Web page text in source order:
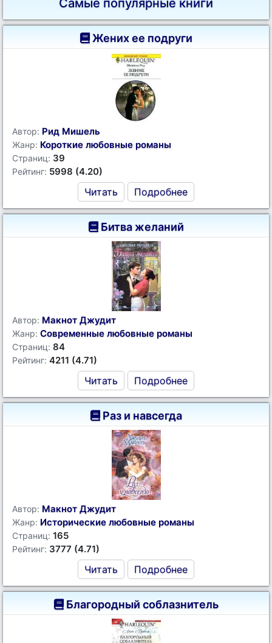
Самые популярные книги
Жених ее подруги
Автор: Рид Мишель
Жанр: Короткие любовные романы
Страниц: 39
Рейтинг: 5998 (4.20)
Читать Подробнее
Битва желаний
Автор: Макнот Джудит
Жанр: Современные любовные романы
Страниц: 84
Рейтинг: 4211 (4.71)
Читать Подробнее
Раз и навсегда
Автор: Макнот Джудит
Жанр: Исторические любовные романы
Страниц: 165
Рейтинг: 3777 (4.71)
Читать Подробнее
Благородный соблазнитель